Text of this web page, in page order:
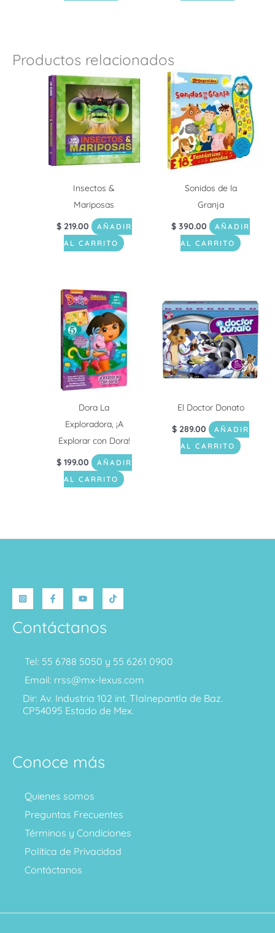
Productos relacionados
Insectos &
Mariposas
$219.00
AÑADIR
AL CARRITO
Sonidos de la
Granja
$ 390.00
AÑADIR
AL CARRITO
Dora La
Exploradora, ¡A
Explorar con Dora!
$199.00
AÑADIR
AL CARRITO
El Doctor Donato
$ 289.00
AÑADIR
AL CARRITO
Contáctanos
Tel: 55 6788 5050 y 55 6261 0900
Email: rrss@mx-lexus.com
Dir: Av. Industria 102 int. Tlalnepantla de Baz.
CP54095 Estado de Mex.
Conoce más
Quienes somos
Preguntas Frecuentes
Términos y Condiciones
Política de Privacidad
Contáctanos